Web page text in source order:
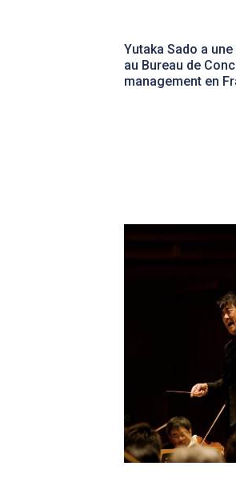
Yutaka Sado a
au Bureau de
management en